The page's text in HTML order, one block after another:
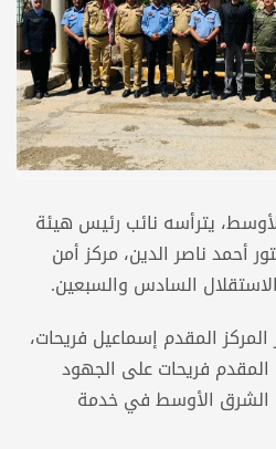
يترأسه نائب رئيس هيئة
أحمد ناصر الدين، مركز أمن
السادس والسبعين.
المقدم إسماعيل فريحات،
فريحات على الجهود
الشرق الأوسط في خدمة